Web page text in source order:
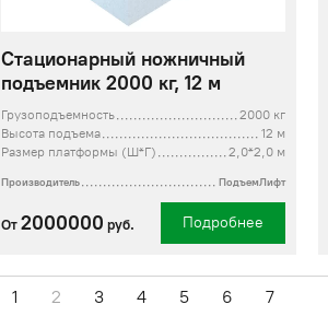
Стационарный ножничный
подъемник 2000 кг, 12 м
Грузоподъемность
2000 кг
Высота подъема
12 м
Размер платформы (Ш*Г)
2,0*2,0 м
Производитель ПодъемЛифт
От 2000000 руб. Подробнее
1 2 3 4 5 6 7